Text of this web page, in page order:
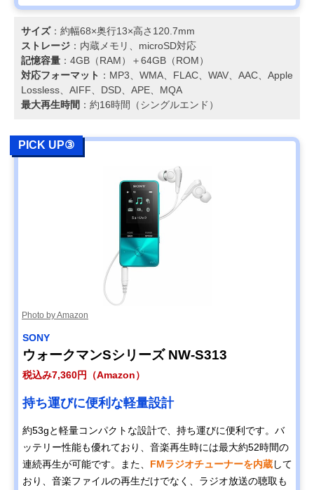
サイズ：​約幅68×奥行13×高さ120.7mm​
ストレージ ：​内蔵メモリ、microSD対応​
記憶容量 ：4GB（RAM）＋64GB（ROM）
対応フォーマット ：MP3、WMA、FLAC、WAV、AAC、Apple
Lossless、AIFF、DSD、APE、MQA
最大再生時間 ：約16時間（シングルエンド）
PICK UP③
Photo by Amazon
SONY
ウォークマンSシリーズ NW-S313
税込み7,360円（Amazon）
持ち運びに便利な軽量設計
約53gと軽量コンパクトな設計で、持ち運びに便利です。​バ
ッテリー性能も優れており、音楽再生時には最大約52時間の
連続再生が可能です。​また、 FMラジオチューナーを内蔵して
おり、音楽ファイルの再生だけでなく、ラジオ放送の聴取も